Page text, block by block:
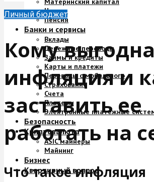
Налоги
Пенсия
Банки и сервисы
Вклады
Денежные переводы
Займы и кредиты
Карты и платежи
Переводы с мобильного
Страхование
Счета
Платежи
Электронные платежные
Безопасность
Криптовалюта
ASIC майнеры
Майнинг
Бизнес
Квартирный вопрос
Личный бюджет
Кому выгодна
инфляция и
заставить ее
работать на
Что такое инфляция